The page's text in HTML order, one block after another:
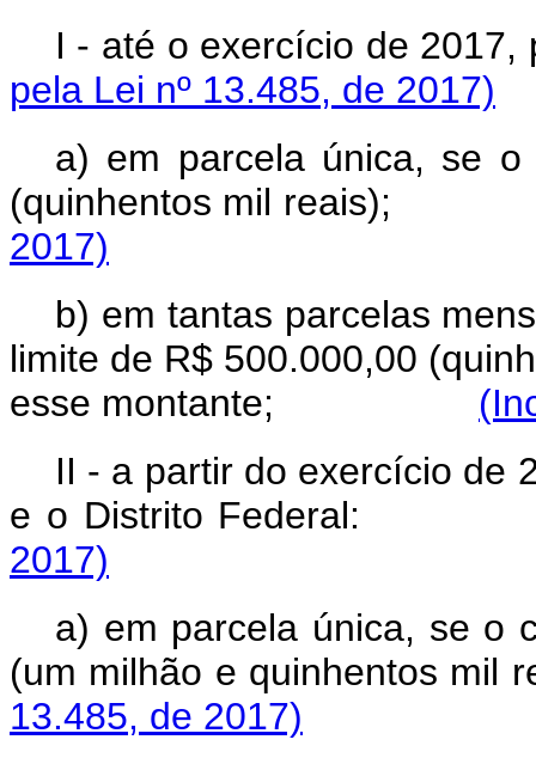
I - até o exercício de
pela Lei nº 13.485, de 2017)
a) em parcela única, se
(quinhentos mil
2017)
b) em tantas parcelas
limite de R$ 500.000,00
esse montante;
II - a partir do exercício de
e o Distrito
2017)
a) em parcela única, se o
(um milhão e
13.485, de 2017)